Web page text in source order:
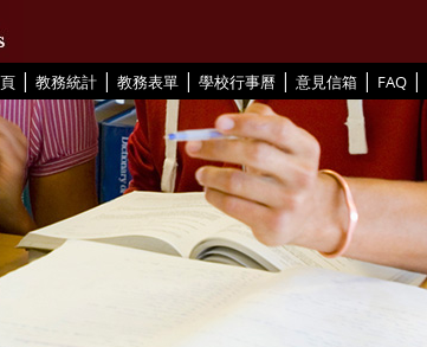
| 教務統計 | 教務表單 | 學校行事曆 | 意見信箱 | FAQ |